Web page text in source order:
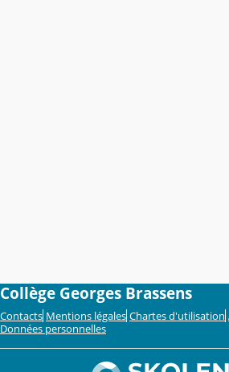
Collège Georges Brassens
Contacts Mentions légales Chartes d'utilisation
Données personnelles